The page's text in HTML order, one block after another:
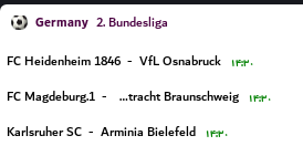
Germany 2. Bundesliga
FC Heidenheim 1846 - VfL Osnabruck ۱۴:۳۰
1.FC Magdeburg - TSV Eintracht Braunschweig ۱۴:۳۰
Karlsruher SC - Arminia Bielefeld ۱۴:۳۰